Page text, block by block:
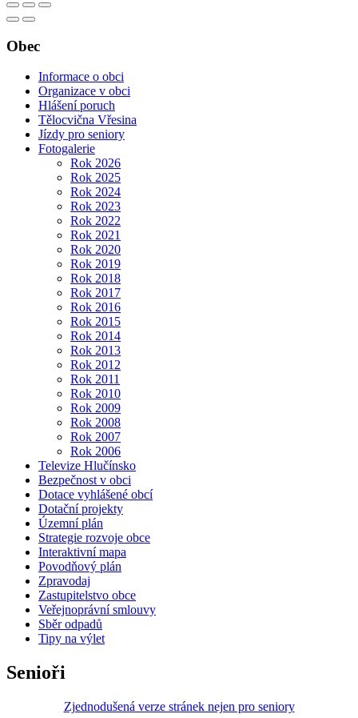
Obec
Informace o obci
Organizace v obci
Hlášení poruch
Tělocvična Vřesina
Jízdy pro seniory
Fotogalerie
Rok 2026
Rok 2025
Rok 2024
Rok 2023
Rok 2022
Rok 2021
Rok 2020
Rok 2019
Rok 2018
Rok 2017
Rok 2016
Rok 2015
Rok 2014
Rok 2013
Rok 2012
Rok 2011
Rok 2010
Rok 2009
Rok 2008
Rok 2007
Rok 2006
Televize Hlučínsko
Bezpečnost v obci
Dotace vyhlášené obcí
Dotační projekty
Územní plán
Strategie rozvoje obce
Interaktivní mapa
Povodňový plán
Zpravodaj
Zastupitelstvo obce
Veřejnoprávní smlouvy
Sběr odpadů
Tipy na výlet
Senioři
Zjednodušená verze stránek nejen pro seniory